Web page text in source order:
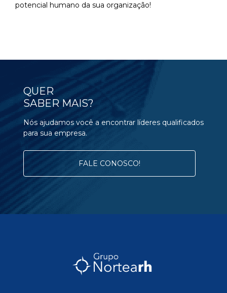
potencial humano da sua organização!
QUER
SABER MAIS?
Nós ajudamos você a encontrar líderes qualificados
para sua empresa.
FALE CONOSCO!